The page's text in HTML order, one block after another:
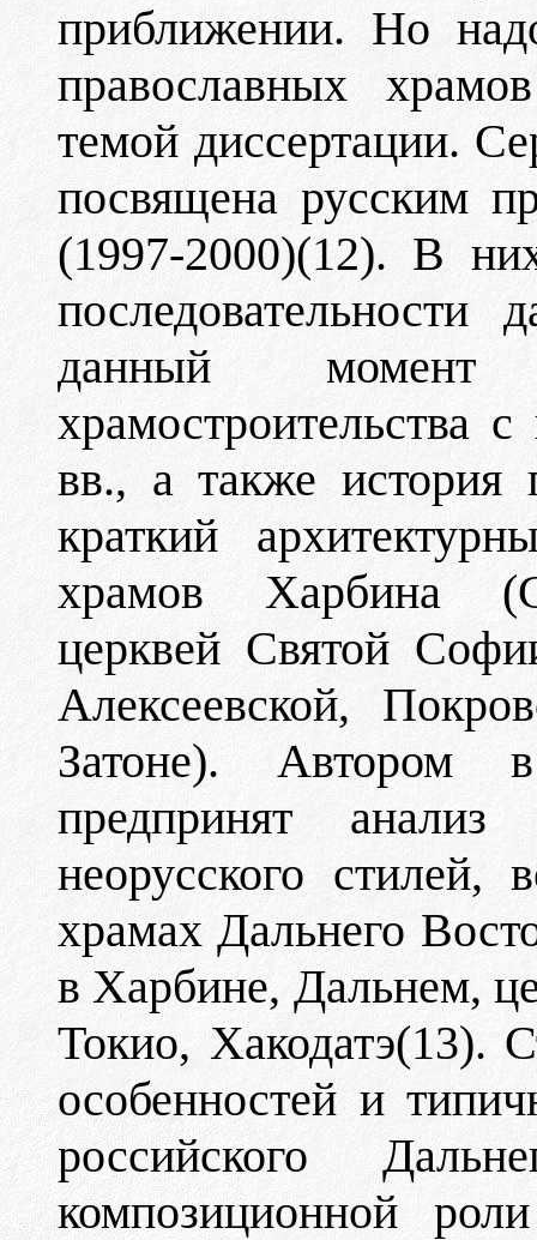
приближении. Но
православных
темой диссертации.
посвящена русским
(1997-2000)(12). В
последовательности
данный момент
вв., а также история
краткий
храмов Харбина
церквей Святой
Алексеевской,
Затоне). Автором
предпринят анализ
неорусского стилей,
храмах Дальнего
в Харбине, Дальнем,
Токио, Хакодатэ(13).
особенностей и
российского
композиционной